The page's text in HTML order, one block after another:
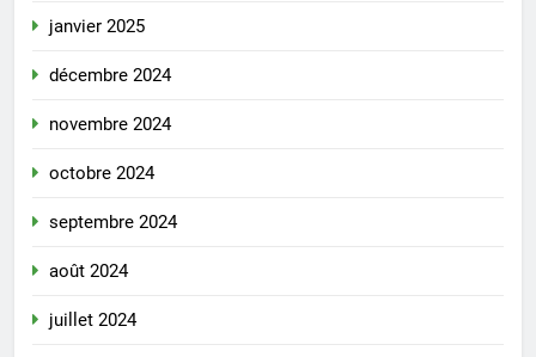
janvier 2025
décembre 2024
novembre 2024
octobre 2024
septembre 2024
août 2024
juillet 2024